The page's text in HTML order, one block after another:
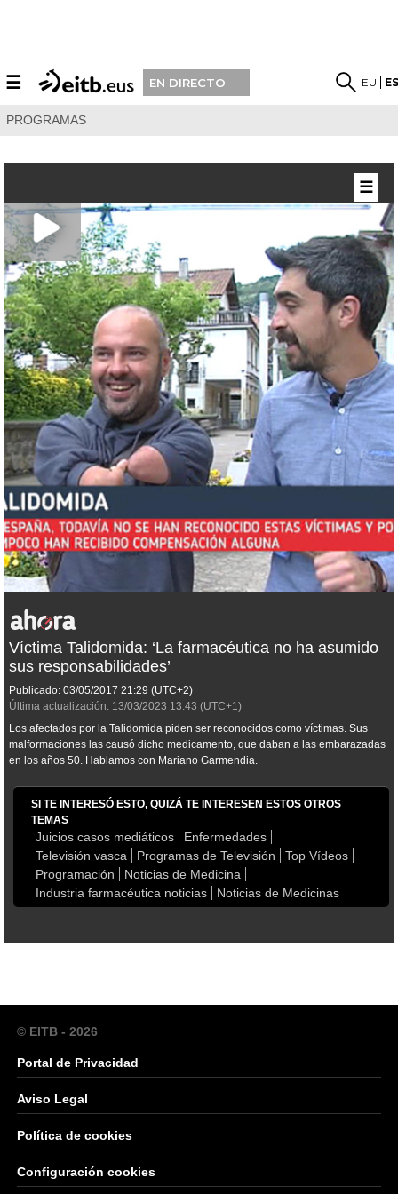
☰ EN DIRECTO EU
PROGRAMAS
Víctima Talidomida: ‘La farmacéutica no ha asumido
sus responsabilidades’
Publicado: 03/05/2017 21:29 (UTC+2)
Última actualización: 13/03/2023 13:43 (UTC+1)
Los afectados por la Talidomida piden ser reconocidos como víctimas. Sus
malformaciones las causó dicho medicamento, que daban a las embarazadas
en los años 50. Hablamos con Mariano Garmendia.
SI TE INTERESÓ ESTO, QUIZÁ TE INTERESEN ESTOS OTROS
TEMAS
Juicios casos mediáticos
Enfermedades
Televisión vasca
Programas de Televisión
Top Vídeos
Programación
Noticias de Medicina
Industria farmacéutica noticias
Noticias de Medicinas
☰
© EITB - 2026
Portal de Privacidad
Aviso Legal
Política de cookies
Configuración cookies